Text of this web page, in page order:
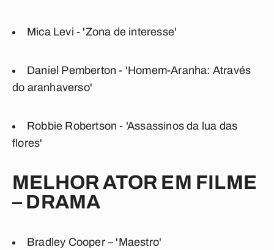
Mica Levi - 'Zona de interesse'
Daniel Pemberton - 'Homem-Aranha: Através
do aranhaverso'
Robbie Robertson - 'Assassinos da lua das
flores'
MELHOR ATOR EM FILME
– DRAMA
Bradley Cooper – 'Maestro'